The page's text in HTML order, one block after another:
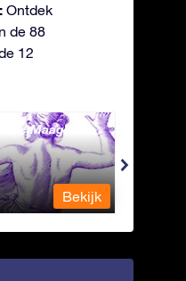
Ontdek
de 88
12
Maagd
Bekijk